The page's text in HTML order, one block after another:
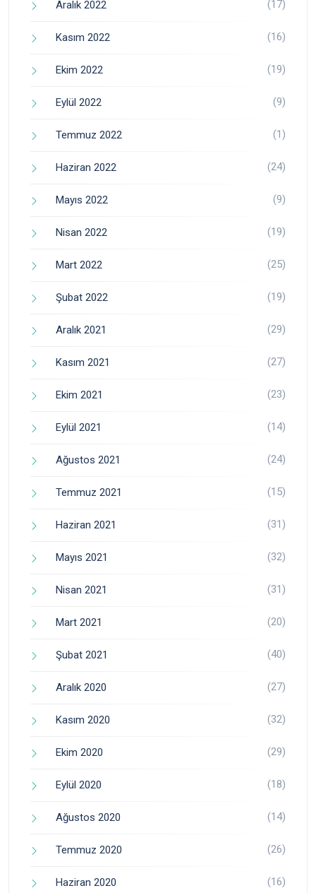
Aralık 2022 (17)
Kasım 2022 (16)
Ekim 2022 (19)
Eylül 2022 (9)
Temmuz 2022 (1)
Haziran 2022 (24)
Mayıs 2022 (9)
Nisan 2022 (19)
Mart 2022 (25)
Şubat 2022 (19)
Aralık 2021 (29)
Kasım 2021 (27)
Ekim 2021 (23)
Eylül 2021 (14)
Ağustos 2021 (24)
Temmuz 2021 (15)
Haziran 2021 (31)
Mayıs 2021 (32)
Nisan 2021 (31)
Mart 2021 (20)
Şubat 2021 (40)
Aralık 2020 (27)
Kasım 2020 (32)
Ekim 2020 (29)
Eylül 2020 (18)
Ağustos 2020 (14)
Temmuz 2020 (26)
Haziran 2020 (16)